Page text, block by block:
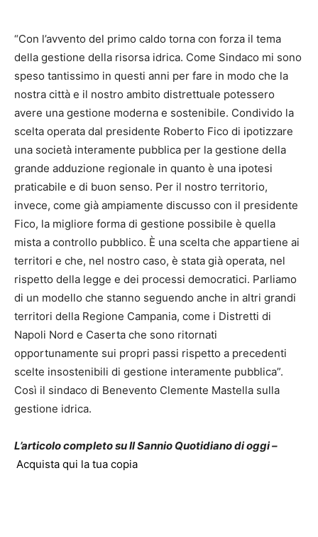
“Con l’avvento del primo caldo torna con forza il tema
della gestione della risorsa idrica. Come Sindaco mi sono
speso tantissimo in questi anni per fare in modo che la
nostra città e il nostro ambito distrettuale potessero
avere una gestione moderna e sostenibile. Condivido la
scelta operata dal presidente Roberto Fico di ipotizzare
una società interamente pubblica per la gestione della
grande adduzione regionale in quanto è una ipotesi
praticabile e di buon senso. Per il nostro territorio,
invece, come già ampiamente discusso con il presidente
Fico, la migliore forma di gestione possibile è quella
mista a controllo pubblico. È una scelta che appartiene ai
territori e che, nel nostro caso, è stata già operata, nel
rispetto della legge e dei processi democratici. Parliamo
di un modello che stanno seguendo anche in altri grandi
territori della Regione Campania, come i Distretti di
Napoli Nord e Caserta che sono ritornati
opportunamente sui propri passi rispetto a precedenti
scelte insostenibili di gestione interamente pubblica”.
Così il sindaco di Benevento Clemente Mastella sulla
gestione idrica.
L’articolo completo su Il Sannio Quotidiano di oggi –
Acquista qui la tua copia